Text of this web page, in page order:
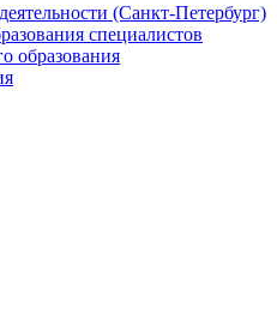
(Санкт-Петербург)
специалистов
образования